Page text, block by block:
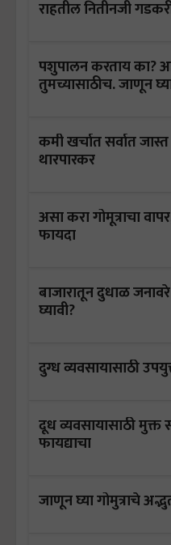
राहतील नितीनजी
पशुपालन करताय का?
तुमच्यासाठीच. जाणून
कमी खर्चात सर्वात
थारपारकर
असा करा गोमूत्राचा
फायदा
बाजारातून दुधाळ
घ्यावी?
दुग्ध व्यवसायासाठी
दूध व्यवसायासाठी मुक्त
फायद्याचा
जाणून घ्या गोमुत्राचे